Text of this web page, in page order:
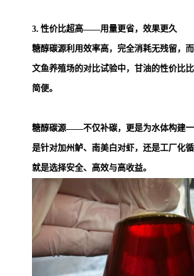
3. 性价比超高——用量更省，效果更久
糖醇碳源利用效率高，完全消耗无残留，
文鱼养殖场的对比试验中，甘油的性价比
简便。
糖醇碳源——不仅补碳，更是为水体构建
是针对加州鲈、南美白对虾，还是工厂化
就是选择安全、高效与高收益。